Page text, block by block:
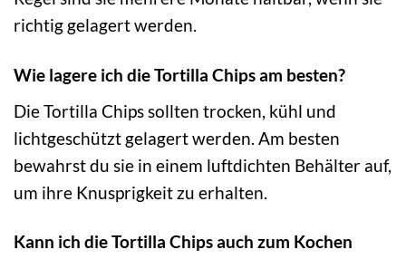
richtig gelagert werden.
Wie lagere ich die Tortilla Chips am besten?
Die Tortilla Chips sollten trocken, kühl und
lichtgeschützt gelagert werden. Am besten
bewahrst du sie in einem luftdichten Behälter auf,
um ihre Knusprigkeit zu erhalten.
Kann ich die Tortilla Chips auch zum Kochen